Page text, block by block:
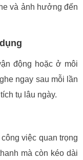
và ảnh hưởng đến
động hoặc ở môi
ngay sau mỗi lần
tụ lâu ngày.
việc quan trọng
mà còn kéo dài